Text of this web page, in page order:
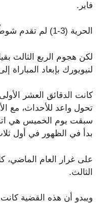
فاير.
الحرية (3-1) لم تقدم شوطًا أول رائعًا.
لكن هجوم الربع الثالث
لنيويورك بإبعاد المباراة
كانت الدقائق العشر
تحول واعد للأحداث، مع
سبقت يوم الخميس هي
بدأ في الظهور في أول
على غرار العام الماضي،
الثالث.
ويبدو أن هذه القضية